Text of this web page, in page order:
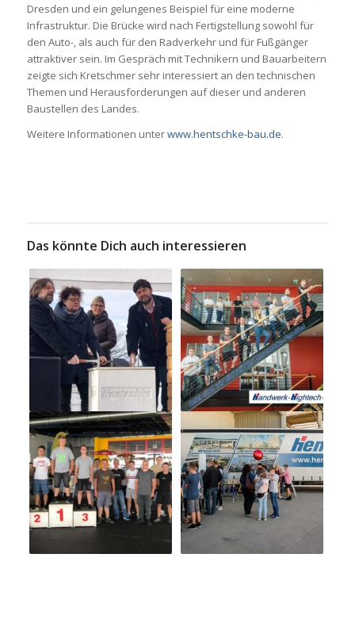
Dresden und ein gelungenes Beispiel für eine moderne
Infrastruktur. Die Brücke wird nach Fertigstellung sowohl für
den Auto-, als auch für den Radverkehr und für Fußgänger
attraktiver sein. Im Gespräch mit Technikern und Bauarbeitern
zeigte sich Kretschmer sehr interessiert an den technischen
Themen und Herausforderungen auf dieser und anderen
Baustellen des Landes.
Weitere Informationen unterwww.hentschke-bau.de.
Das könnte Dich auch interessieren